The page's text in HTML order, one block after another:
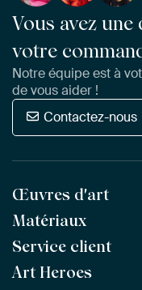
Vous avez
votre
Notre équipe est à
de vous aider !
Contactez-nous
Œuvres d'art
Toutes les œuvres
Toutes les collections
Tous les artistes
Matériaux
ArtFrame™ POPULAIRE
ArtFrame™ en bois
Service client
Questions fréquentes
Art Heroes